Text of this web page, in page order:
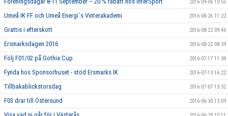
2016-09-06 10:55
Umeå IK FF och Umeå Energi´s Vinterakademi 2016-08-26 11:22
Grattis i efterskott 2016-08-22 09:46
Ersmarksdagen 2016 2016-08-22 08:39
Följ F01/02 på Gothia Cup 2016-07-17 11:34
Fynda hos Sponsorhuset - stöd Ersmarks IK 2016-07-13 16:22
Tillbakablickstorsdag 2016-07-07 13:32
F03 drar till Östersund 2016-06-30 13:09